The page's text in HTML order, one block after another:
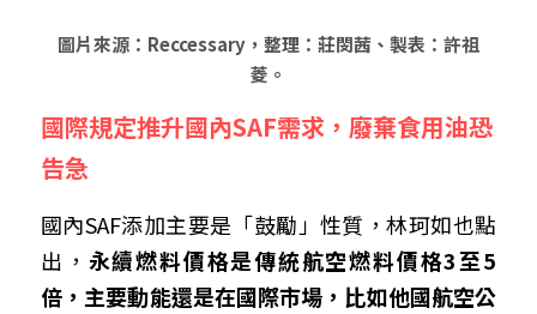
圖片來源：Reccessary，整理：莊閔茜、製表：許祖
菱。
國際規定推升國內SAF需求，廢棄食用油恐
告急
國內SAF添加主要是「鼓勵」性質，林珂如也點
出， 永續燃料價格是傳統航空燃料價格3至5
倍，主要動能還是在國際市場，比如他國航空公